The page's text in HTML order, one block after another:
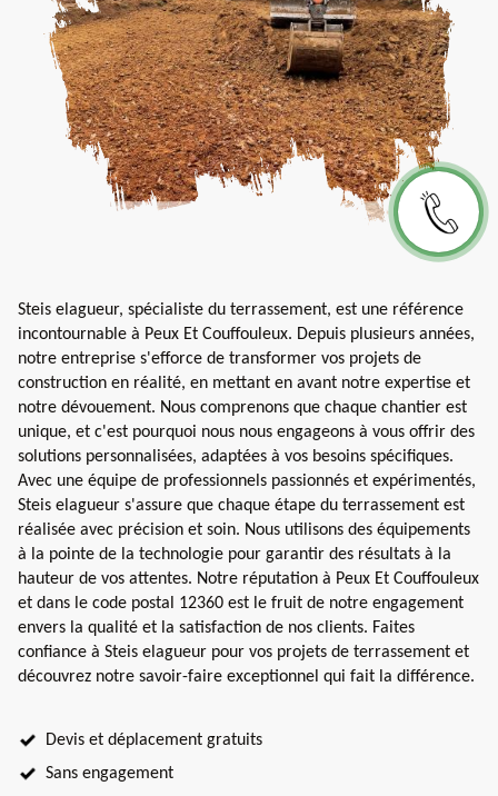
Steis elagueur, spécialiste du terrassement, est une référence
incontournable à Peux Et Couffouleux. Depuis plusieurs années,
notre entreprise s'efforce de transformer vos projets de
construction en réalité, en mettant en avant notre expertise et
notre dévouement. Nous comprenons que chaque chantier est
unique, et c'est pourquoi nous nous engageons à vous offrir des
solutions personnalisées, adaptées à vos besoins spécifiques.
Avec une équipe de professionnels passionnés et expérimentés,
Steis elagueur s'assure que chaque étape du terrassement est
réalisée avec précision et soin. Nous utilisons des équipements
à la pointe de la technologie pour garantir des résultats à la
hauteur de vos attentes. Notre réputation à Peux Et Couffouleux
et dans le code postal 12360 est le fruit de notre engagement
envers la qualité et la satisfaction de nos clients. Faites
confiance à Steis elagueur pour vos projets de terrassement et
découvrez notre savoir-faire exceptionnel qui fait la différence.
Devis et déplacement gratuits
Sans engagement